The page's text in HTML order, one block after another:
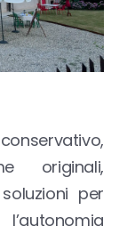
originali,
per